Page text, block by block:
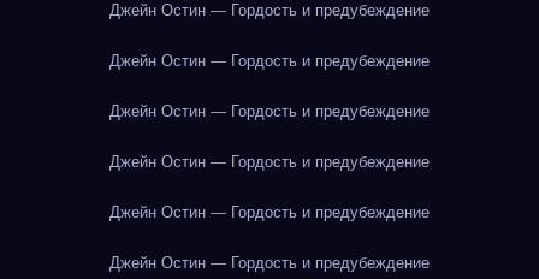
Джейн Остин — Гордость и предубеждение
Джейн Остин — Гордость и предубеждение
Джейн Остин — Гордость и предубеждение
Джейн Остин — Гордость и предубеждение
Джейн Остин — Гордость и предубеждение
Джейн Остин — Гордость и предубеждение